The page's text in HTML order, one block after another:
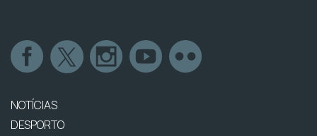
NOTÍCIAS
DESPORTO